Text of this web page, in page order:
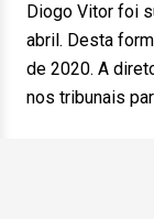
Diogo Vitor foi
abril. Desta
de 2020. A
nos tribunais